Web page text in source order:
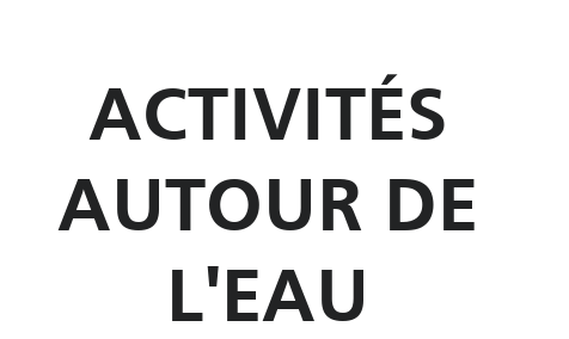
ACTIVITÉS
AUTOUR DE
L'EAU